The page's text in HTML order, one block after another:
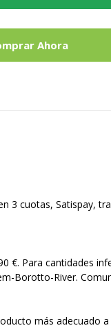
Ahora
3 cuotas, Satispay,
€. Para cantidades
Borotto-River.
más adecuado